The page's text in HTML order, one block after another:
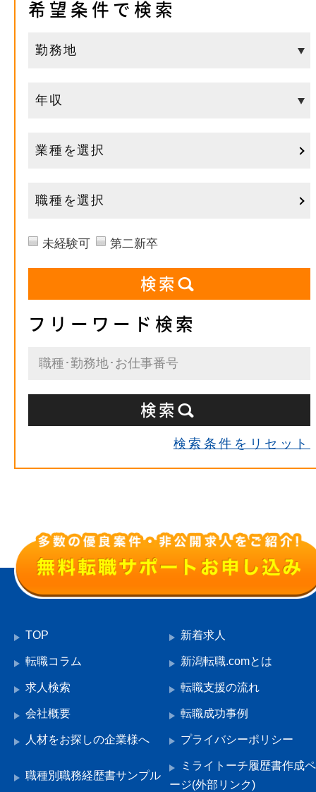
希望条件で検索
業種を選択
職種を選択
未経験可 第二新卒
フリーワード検索
検索条件をリセット
TOP 新着求人
転職コラム 新潟転職.comとは
求人検索 転職支援の流れ
会社概要 転職成功事例
人材をお探しの企業様へ プライバシーポリシー
職種別職務経歴書サンプル
ミライトーチ履歴書作成ペ
ージ(外部リンク)